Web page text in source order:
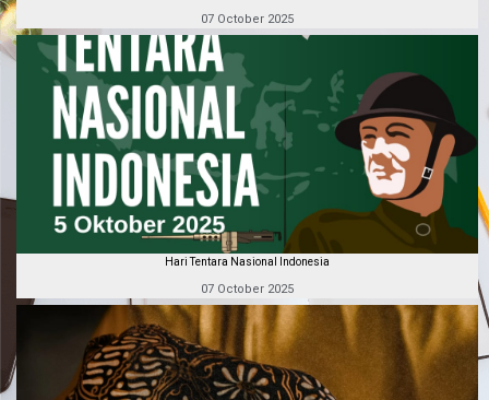
07 October 2025
Hari Tentara Nasional Indonesia
07 October 2025